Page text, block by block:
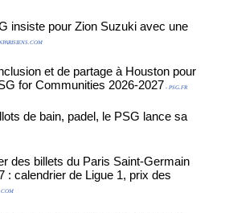
insiste pour Zion Suzuki avec une
et de partage à Houston pour
for Communities 2026-2027 - PSG.FR
de bain, padel, le PSG lance sa
des billets du Paris Saint-Germain
: calendrier de Ligue 1, prix des